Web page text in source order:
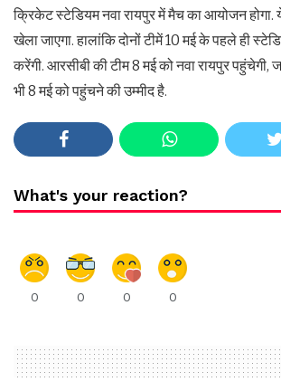
क्रिकेट स्टेडियम नवा रायपुर में मैच का आयोजन
खेला जाएगा. हालांकि दोनों टीमें 10 मई के पहले ही
करेंगी. आरसीबी की टीम 8 मई को नवा रायपुर
भी 8 मई को पहुंचने की उम्मीद है.
What's your reaction?
0 0 0 0